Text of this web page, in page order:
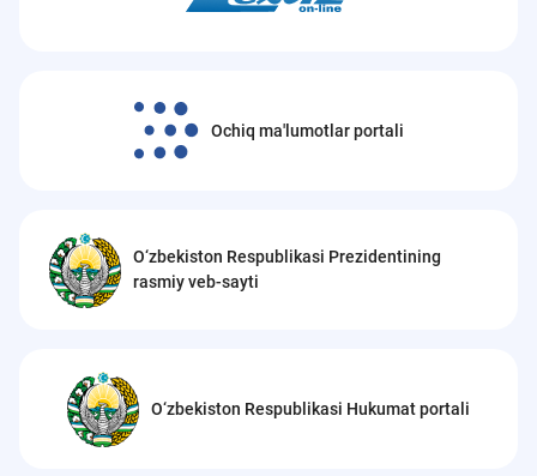
Ochiq ma'lumotlar portali
O‘zbekiston Respublikasi Prezidentining
rasmiy veb-sayti
O‘zbekiston Respublikasi Hukumat portali